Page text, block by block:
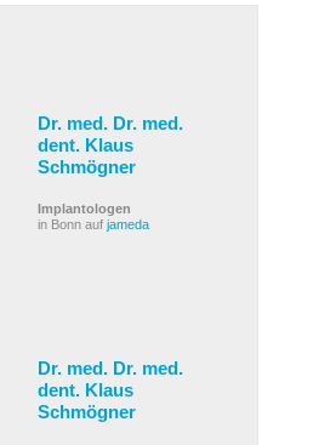
Dr. med. Dr. med.
dent. Klaus
Schmögner
Implantologen
in Bonn auf jameda
Dr. med. Dr. med.
dent. Klaus
Schmögner